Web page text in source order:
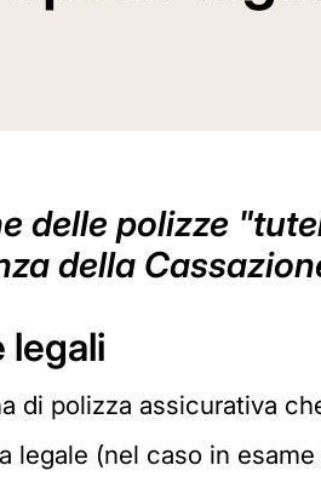
delle polizze
della
legali
di polizza assicurativa
legale (nel caso in